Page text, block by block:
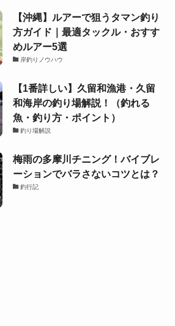
【沖縄】ルアーで狙うタマン釣り
方ガイド｜最適タックル・おすす
めルアー5選
岸釣りノウハウ
【1番詳しい】久留和漁港・久留
和海岸の釣り場解説！（釣れる
魚・釣り方・ポイント）
釣り場解説
梅雨の多摩川チニング！バイブレ
ーションでバラさないコツとは？
釣行記